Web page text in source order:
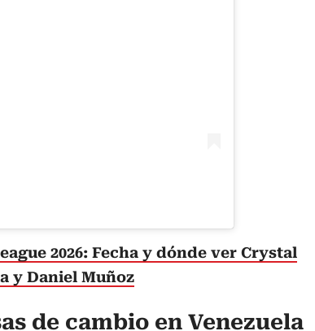
2026: Fecha y dónde ver Crystal
y Daniel Muñoz
de cambio en Venezuela